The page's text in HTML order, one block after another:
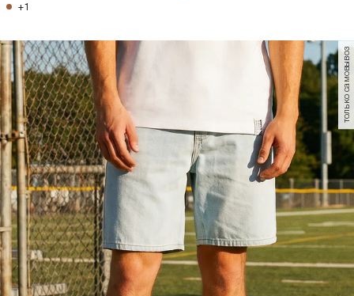
+1
только самовывоз